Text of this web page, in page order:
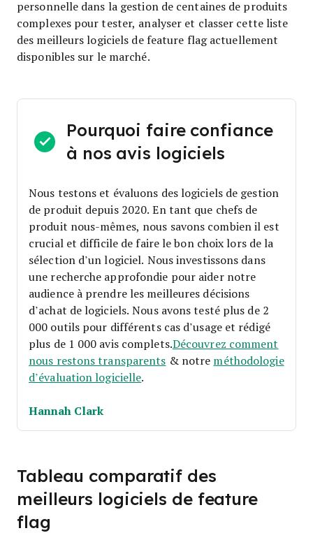
personnelle dans la gestion de centaines de produits
complexes pour tester, analyser et classer cette liste
des meilleurs logiciels de feature flag actuellement
disponibles sur le marché.
Pourquoi faire confiance
à nos avis logiciels
Nous testons et évaluons des logiciels de gestion
de produit depuis 2020. En tant que chefs de
produit nous-mêmes, nous savons combien il est
crucial et difficile de faire le bon choix lors de la
sélection d’un logiciel. Nous investissons dans
une recherche approfondie pour aider notre
audience à prendre les meilleures décisions
d’achat de logiciels. Nous avons testé plus de 2
000 outils pour différents cas d’usage et rédigé
plus de 1 000 avis complets.Découvrez comment
nous restons transparents & notre méthodologie
d’évaluation logicielle.
Hannah Clark
Tableau comparatif des
meilleurs logiciels de feature
flag